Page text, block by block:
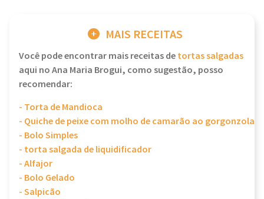
MAIS RECEITAS
Você pode encontrar mais receitas detortas salgadas
aqui no Ana Maria Brogui, como sugestão, posso
recomendar:
- Torta de Mandioca
- Quiche de peixe com molho de camarão ao gorgonzola
- Bolo Simples
- torta salgada de liquidificador
- Alfajor
- Bolo Gelado
- Salpicão